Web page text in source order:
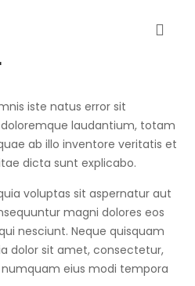
iste natus error sit
laudantium, totam
ab illo inventore veritatis et
dicta sunt explicabo.
voluptas sit aspernatur aut
magni dolores eos
nesciunt. Neque quisquam
dolor sit amet, consectetur,
eius modi tempora